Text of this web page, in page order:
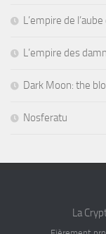
L’empire de
L’empire des
Dark Moon: the
Nosferatu
La